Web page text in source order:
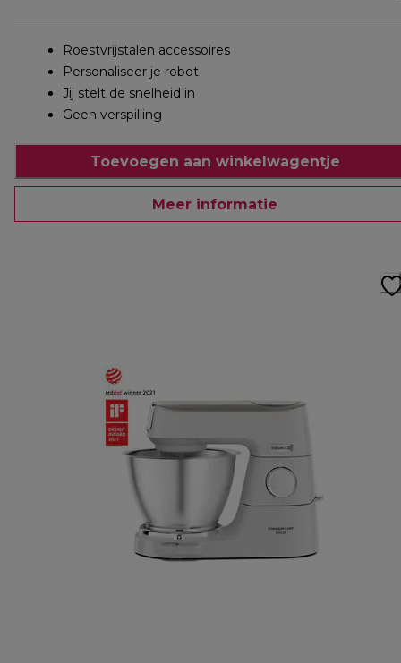
Roestvrijstalen accessoires
Personaliseer je robot
Jij stelt de snelheid in
Geen verspilling
Toevoegen aan winkelwagentje
Meer informatie